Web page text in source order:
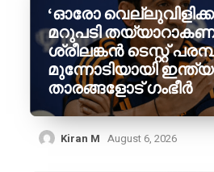
‘ഓരോ
മറുപടി
ശ്രീലങ്കൻ ടെസ്റ്റ്
മുന്നോടിയായി
താരങ്ങളോട് ഗംഭീർ
Kiran M August 6, 2026